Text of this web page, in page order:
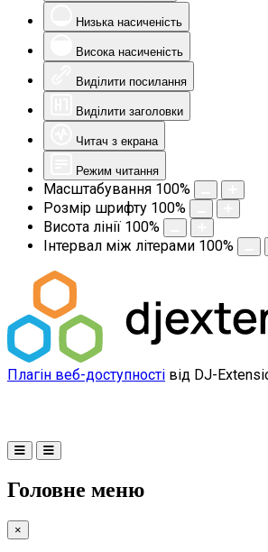
Низька насиченість
Висока насиченість
Виділити посилання
Виділити заголовки
Читач з екрана
Режим читання
Масштабування 100%
Розмір шрифту 100%
Висота лінії 100%
Інтервал між літерами 100%
Плагін веб-доступності від DJ-
Головне меню
×